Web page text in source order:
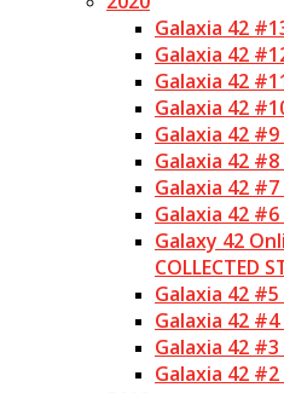
Galaxia 42
Galaxia 42
Galaxia 42
Galaxia 42
Galaxia 42
Galaxia 42
Galaxia 42
Galaxia 42
Galaxy 42
COLLECTED
Galaxia 42
Galaxia 42
Galaxia 42
Galaxia 42